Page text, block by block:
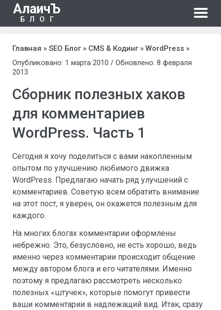
АлаичЪ
БЛОГ
Главная » SEO Блог» CMS & Кодинг» WordPress »
Опубликовано: 1 марта 2010 / Обновлено: 8 февраля
2013
Сборник полезных хаков
для комментариев
WordPress. Часть 1
Сегодня я хочу поделиться с вами накопленным
опытом по улучшению любимого движка
WordPress. Предлагаю начать ряд улучшений с
комментариев. Советую всем обратить внимание
на этот пост, я уверен, он окажется полезным для
каждого.
На многих блогах комментарии оформлены
небрежно. Это, безусловно, не есть хорошо, ведь
именно через комментарии происходит общение
между автором блога и его читателями. Именно
поэтому я предлагаю рассмотреть несколько
полезных «штучек», которые помогут привести
ваши комментарии в надлежащий вид. Итак, сразу